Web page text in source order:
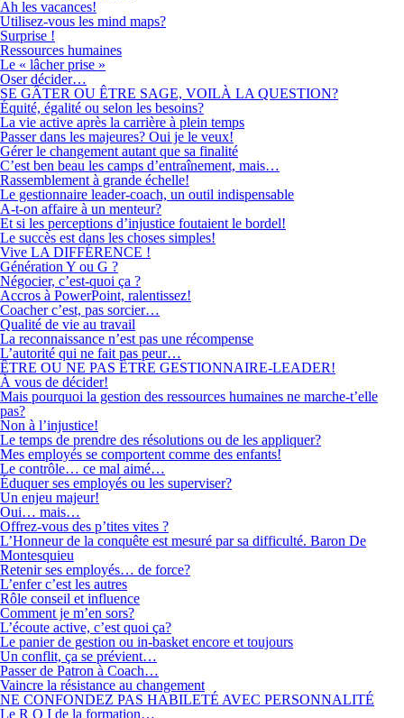
Ah les vacances!
Utilisez-vous les mind maps?
Surprise !
Ressources humaines
Le « lâcher prise »
Oser décider…
SE GÂTER OU ÊTRE SAGE, VOILÀ LA QUESTION?
Équité, égalité ou selon les besoins?
La vie active après la carrière à plein temps
Passer dans les majeures? Oui je le veux!
Gérer le changement autant que sa finalité
C’est ben beau les camps d’entraînement, mais…
Rassemblement à grande échelle!
Le gestionnaire leader-coach, un outil indispensable
A-t-on affaire à un menteur?
Et si les perceptions d’injustice foutaient le bordel!
Le succès est dans les choses simples!
Vive LA DIFFÉRENCE !
Génération Y ou G ?
Négocier, c’est-quoi ça ?
Accros à PowerPoint, ralentissez!
Coacher c’est, pas sorcier…
Qualité de vie au travail
La reconnaissance n’est pas une récompense
L’autorité qui ne fait pas peur…
ÊTRE OU NE PAS ÊTRE GESTIONNAIRE-LEADER!
À vous de décider!
Mais pourquoi la gestion des ressources humaines ne marche-t’elle
pas?
Non à l’injustice!
Le temps de prendre des résolutions ou de les appliquer?
Mes employés se comportent comme des enfants!
Le contrôle… ce mal aimé…
Éduquer ses employés ou les superviser?
Un enjeu majeur!
Oui… mais…
Offrez-vous des p’tites vites ?
L’Honneur de la conquête est mesuré par sa difficulté. Baron De
Montesquieu
Retenir ses employés… de force?
L’enfer c’est les autres
Rôle conseil et influence
Comment je m’en sors?
L’écoute active, c’est quoi ça?
Le panier de gestion ou in-basket encore et toujours
Un conflit, ça se prévient…
Passer de Patron à Coach…
Vaincre la résistance au changement
NE CONFONDEZ PAS HABILETÉ AVEC PERSONNALITÉ
Le R O I de la formation…